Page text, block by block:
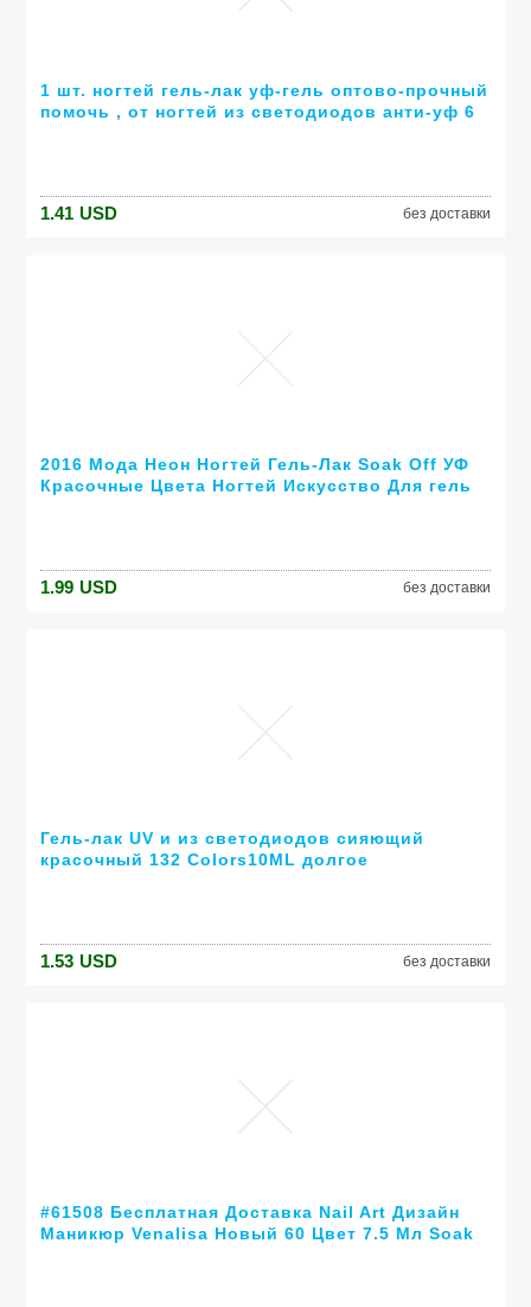
1 шт. ногтей гель-лак уф-гель оптово-прочный
помочь , от ногтей из светодиодов анти-уф 6
1.41 USD без доставки
2016 Мода Неон Ногтей Гель-Лак Soak Off УФ
Красочные Цвета Ногтей Искусство Для гель
1.99 USD без доставки
Гель-лак UV и из светодиодов сияющий
красочный 132 Colors10ML долгое
1.53 USD без доставки
#61508 Бесплатная Доставка Nail Art Дизайн
Маникюр Venalisa Новый 60 Цвет 7.5 Мл Soak